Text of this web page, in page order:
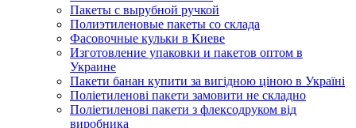
Пакеты с вырубной ручкой
Полиэтиленовые пакеты со склада
Фасовочные кульки в Киеве
Изготовление упаковки и пакетов оптом в
Украине
Пакети банан купити за вигідною ціною в Україні
Поліетиленові пакети замовити не складно
Поліетиленові пакети з флексодруком від
виробника